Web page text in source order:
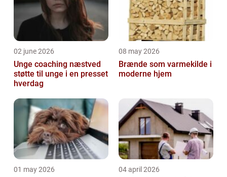
02 june 2026
Unge coaching næstved
støtte til unge i en presset
hverdag
08 may 2026
Brænde som varmekilde i
moderne hjem
01 may 2026 04 april 2026